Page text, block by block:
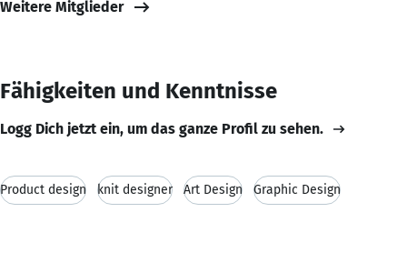
Weitere Mitglieder
Fähigkeiten und Kenntnisse
Logg Dich jetzt ein, um das ganze Profil zu sehen.
Product design knit designer Art Design Graphic Design